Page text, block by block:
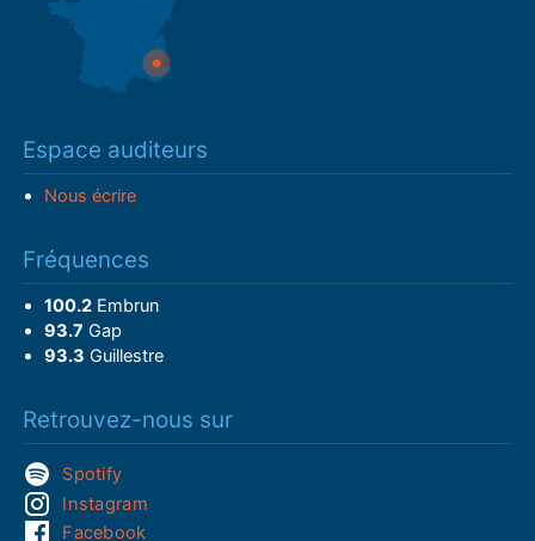
Espace auditeurs
Nous écrire
Fréquences
100.2Embrun
93.7 Gap
93.3 Guillestre
Retrouvez-nous sur
Spotify
Instagram
Facebook